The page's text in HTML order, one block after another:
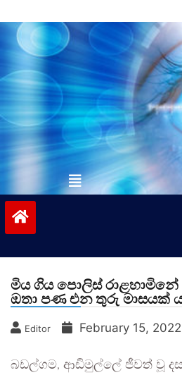
to
contentvinivida.lk
මිය ගිය පොලිස්
ඔතා පණ එන තුරු මාසයක්
Editor February 15, 2022
බඩල්ගම, ආඩිමුල්ලේ ජීවත් වූ